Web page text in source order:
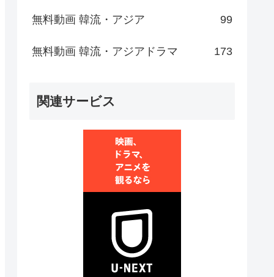
無料動画 韓流・アジア 99
無料動画 韓流・アジアドラマ 173
関連サービス